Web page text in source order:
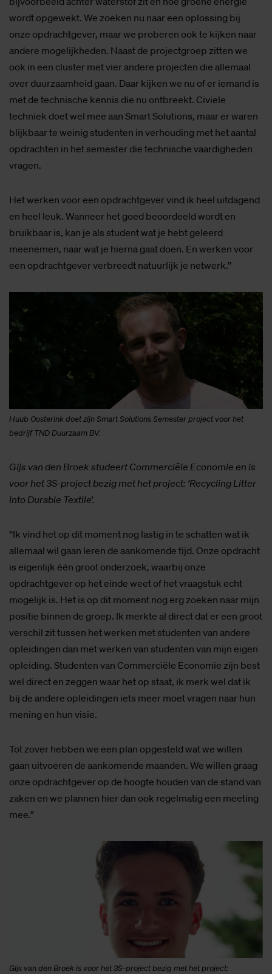
wordt opgewekt. We zoeken nu naar een oplossing bij
onze opdrachtgever, maar we proberen ook te kijken naar
andere mogelijkheden. Naast de projectgroep zitten we
ook in een cluster met vier andere projecten die allemaal
over duurzaamheid gaan. Daar kijken we nu of er iemand is
met de technische kennis die nu ontbreekt. Civiele
techniek doet wel mee aan Smart Solutions, maar er waren
blijkbaar te weinig studenten in verhouding met het aantal
opdrachten in het semester die technische vaardigheden
vragen.
Het werken voor een opdrachtgever vind ik heel uitdagend
en heel leuk. Wanneer het goed beoordeeld wordt en
bruikbaar is, kan je als student wat je hebt geleerd
meenemen, naar wat je hierna gaat doen. En werken voor
een opdrachtgever verbreedt natuurlijk je netwerk.’’
Huub Oosterink doet zijn Smart Solutions Semester project voor het
bedrijf TND Duurzaam BV.
Gijs van den Broek studeert Commerciële Economie en is
voor het 3S-project bezig met het project: ‘Recycling Litter
into Durable Textile’.
“Ik vind het op dit moment nog lastig in te schatten wat ik
allemaal wil gaan leren de aankomende tijd. Onze opdracht
is eigenlijk één groot onderzoek, waarbij onze
opdrachtgever op het einde weet of het vraagstuk echt
mogelijk is. Het is op dit moment nog erg zoeken naar mijn
positie binnen de groep. Ik merkte al direct dat er een groot
verschil zit tussen het werken met studenten van andere
opleidingen dan met werken van studenten van mijn eigen
opleiding. Studenten van Commerciële Economie zijn best
wel direct en zeggen waar het op staat, ik merk wel dat ik
bij de andere opleidingen iets meer moet vragen naar hun
mening en hun visie.
Tot zover hebben we een plan opgesteld wat we willen
gaan uitvoeren de aankomende maanden. We willen graag
onze opdrachtgever op de hoogte houden van de stand van
zaken en we plannen hier dan ook regelmatig een meeting
mee.”
Gijs van den Broek is voor het 3S-project bezig met het project: